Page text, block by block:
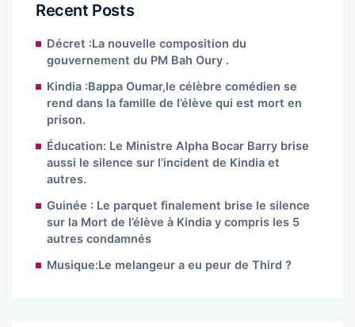
Recent Posts
Décret :La nouvelle composition du
gouvernement du PM Bah Oury .
Kindia :Bappa Oumar,le célèbre comédien se
rend dans la famille de l’élève qui est mort en
prison.
Éducation: Le Ministre Alpha Bocar Barry brise
aussi le silence sur l’incident de Kindia et
autres.
Guinée : Le parquet finalement brise le silence
sur la Mort de l’élève à Kindia y compris les 5
autres condamnés
Musique:Le melangeur a eu peur de Third ?